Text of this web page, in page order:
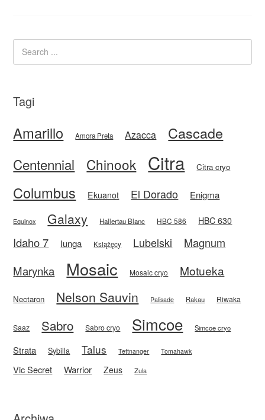
Tagi
Amarillo Amora Preta Azacca Cascade
Centennial Chinook Citra Citra cryo
Columbus Ekuanot El Dorado Enigma
Equinox Galaxy Hallertau Blanc HBC 586 HBC 630
Idaho 7 Iunga Książęcy Lubelski
Magnum
Marynka
Mosaic Mosaic cryo Motueka
Nectaron Nelson Sauvin Palisade Rakau Riwaka
Saaz Sabro Sabro cryo Simcoe Simcoe cryo
Strata Sybilla Talus Tettnanger Tomahawk
Vic Secret Warrior Zeus Zula